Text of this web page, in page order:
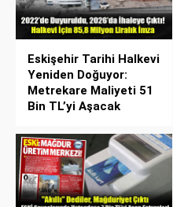
Eskişehir Tarihi Halkevi
Yeniden Doğuyor:
Metrekare Maliyeti 51
Bin TL’yi Aşacak